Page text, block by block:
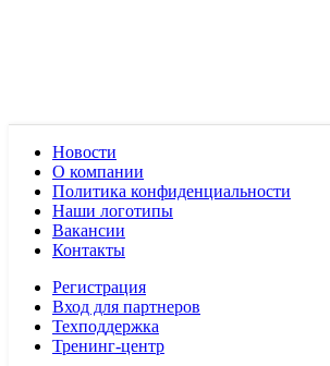
Новости
О компании
Политика конфиденциальности
Наши логотипы
Вакансии
Контакты
Регистрация
Вход для партнеров
Техподдержка
Тренинг-центр